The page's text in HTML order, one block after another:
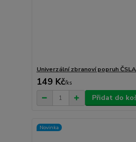
Univerzální zbranoví popruh
149 Kč/ks
Přidat do
Novinka